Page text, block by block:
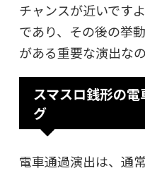
チャンスが近いです
であり、その後の挙
がある重要な演出なの
スマスロ銭形の
グ
電車通過演出は、通